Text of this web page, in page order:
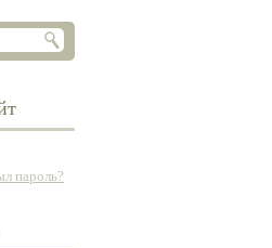
пароль?